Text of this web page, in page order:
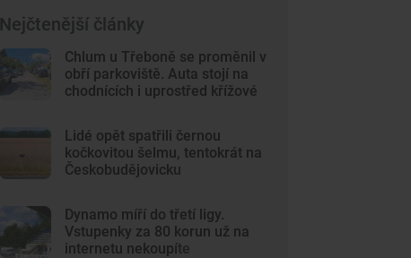
Nejčtenější články
Chlum u Třeboně se proměnil v
obří parkoviště. Auta stojí na
chodnících i uprostřed křížové
Lidé opět spatřili černou
kočkovitou šelmu, tentokrát na
Českobudějovicku
Dynamo míří do třetí ligy.
Vstupenky za 80 korun už na
internetu nekoupíte